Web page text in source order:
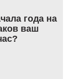
года на
ваш